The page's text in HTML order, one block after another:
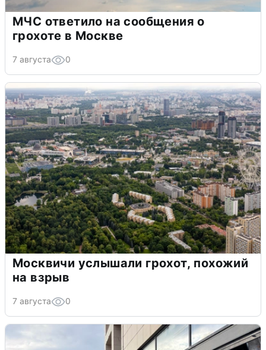
МЧС ответило на сообщения о
грохоте в Москве
7 августа 0
Москвичи услышали грохот, похожий
на взрыв
7 августа 0